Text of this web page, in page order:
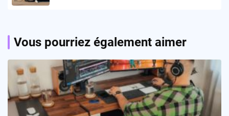
Vous pourriez également aimer